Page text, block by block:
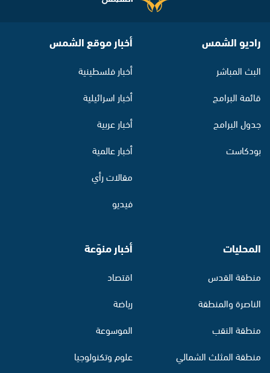
راديو الشمس
البث المباشر
قائمة البرامج
جدول البرامج
بودكاست
أخبار موقع الشمس
أخبار فلسطينية
أخبار اسرائيلية
أخبار عربية
أخبار عالمية
مقالات رأي
فيديو
المحليات
منطقة القدس
الناصرة والمنطقة
منطقة النقب
منطقة المثلث الشمالي
أخبار منوّعة
اقتصاد
رياضة
الموسوعة
علوم وتكنولوجيا